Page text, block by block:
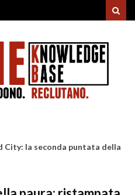
City: la seconda puntata della